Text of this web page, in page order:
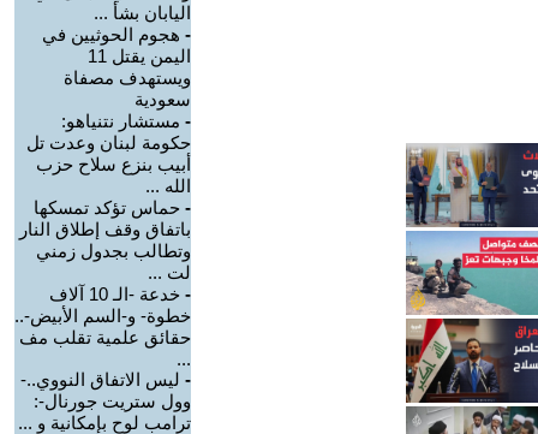
اليابان بشأ ...
- هجوم الحوثيين في
اليمن يقتل 11
ويستهدف مصفاة
سعودية
- مستشار نتنياهو:
حكومة لبنان وعدت تل
أبيب بنزع سلاح حزب
الله ...
- حماس تؤكد تمسكها
باتفاق وقف إطلاق النار
وتطالب بجدول زمني
لت ...
-
خدعة -الـ 10 آلاف
خطوة- و-السم الأبيض-..
حقائق علمية تقلب مف
...
- ليس الاتفاق النووي..-
وول ستريت جورنال-:
ترامب لوح بإمكانية و ...